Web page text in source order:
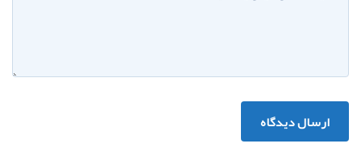
ارسال دیدگاه